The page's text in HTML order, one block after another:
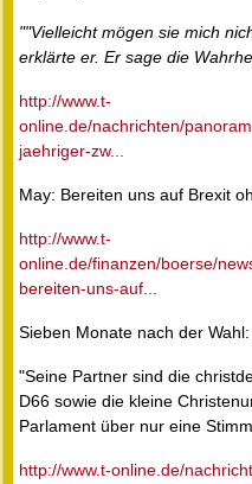
""Vielleicht mögen sie mich
erklärte er. Er sage die
http://www.t-
online.de/nachrichten/
jaehriger-zw...
May: Bereiten uns auf Brexit
http://www.t-
online.de/finanzen/boerse/
bereiten-uns-auf...
Sieben Monate nach der
"Seine Partner sind die
D66 sowie die kleine
Parlament über nur eine
http://www.t-online.de/